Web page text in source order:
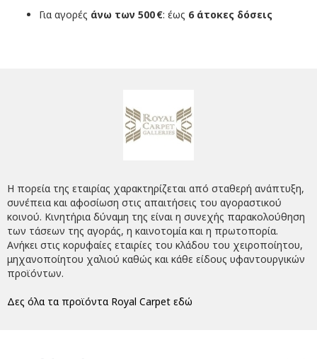
Για αγορές άνω των 500 €: έως 6 άτοκες δόσεις
Η πορεία της εταιρίας χαρακτηρίζεται από σταθερή ανάπτυξη,
συνέπεια και αφοσίωση στις απαιτήσεις του αγοραστικού
κοινού. Κινητήρια δύναμη της είναι η συνεχής παρακολούθηση
των τάσεων της αγοράς, η καινοτομία και η πρωτοπορία.
Ανήκει στις κορυφαίες εταιρίες του κλάδου του χειροποίητου,
μηχανοποίητου χαλιού καθώς και κάθε είδους υφαντουργικών
προϊόντων.
Δες όλα τα προϊόντα Royal Carpet εδώ